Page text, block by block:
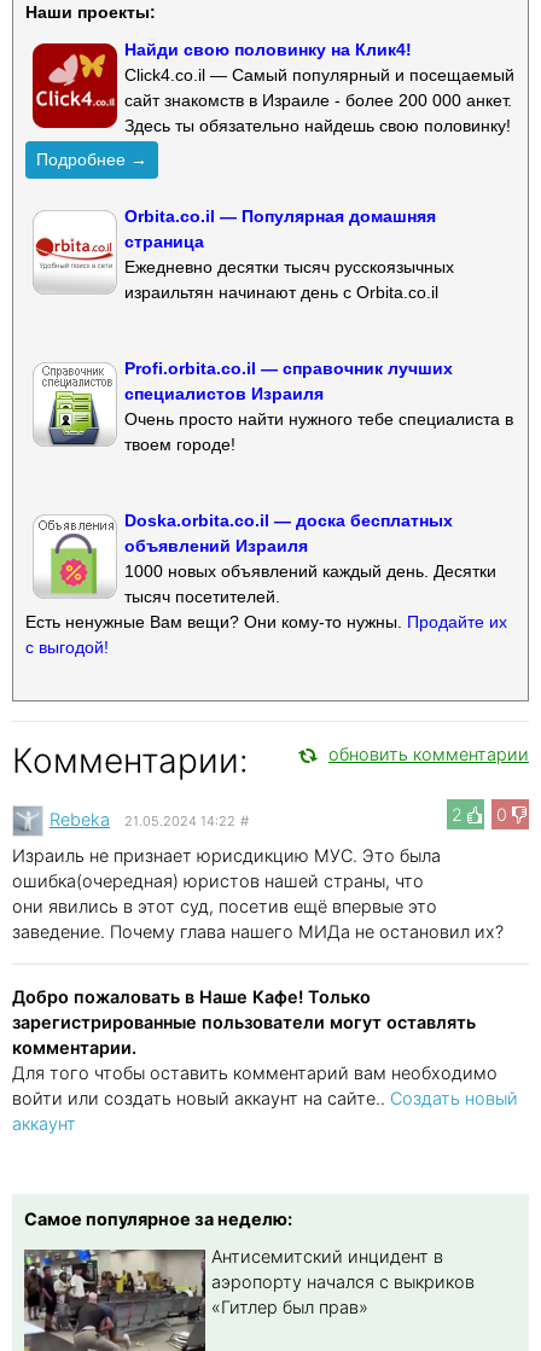
Наши проекты:
Найди свою половинку на Клик4!
Click4.co.il — Самый популярный и посещаемый
сайт знакомств в Израиле - более 200 000 анкет.
Здесь ты обязательно найдешь свою половинку!
Подробнее →
Orbita.co.il — Популярная домашняя
страница
Ежедневно десятки тысяч русскоязычных
израильтян начинают день с Orbita.co.il
Profi.orbita.co.il — справочник лучших
специалистов Израиля
Очень просто найти нужного тебе специалиста в
твоем городе!
Doska.orbita.co.il — доска бесплатных
объявлений Израиля
1000 новых объявлений каждый день. Десятки
тысяч посетителей.
Есть ненужные Вам вещи? Они кому-то нужны. Продайте их
с выгодой!
Комментарии: обновить комментарии
2 0
Rebeka 21.05.2024 14:22 #
Израиль не признает юрисдикцию МУС. Это была
ошибка(очередная) юристов нашей страны, что
они явились в этот суд, посетив ещё впервые это
заведение. Почему глава нашего МИДа не остановил их?
Добро пожаловать в Наше Кафе! Только
зарегистрированные пользователи могут оставлять
комментарии.
Для того чтобы оставить комментарий вам необходимо
войти или создать новый аккаунт на сайте.. Создать новый
аккаунт
Самое популярное за неделю:
Антисемитский инцидент в
аэропорту начался с выкриков
«Гитлер был прав»